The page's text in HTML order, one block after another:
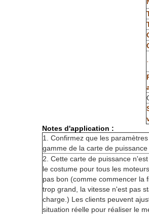
·
Notes d'application :
1. Confirmez que les
gamme de la carte de puissance
2. Cette carte de puissance
le costume pour tous les
pas bon (comme commencer la
trop grand, la vitesse n'est pas
charge.) Les clients peuvent
situation réelle pour réaliser le